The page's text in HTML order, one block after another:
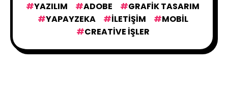
YAZILIM
ADOBE
GRAFIK TASARIM
YAPAYZEKA
İLETIŞIM
MOBIL
CREATIVE İŞLER